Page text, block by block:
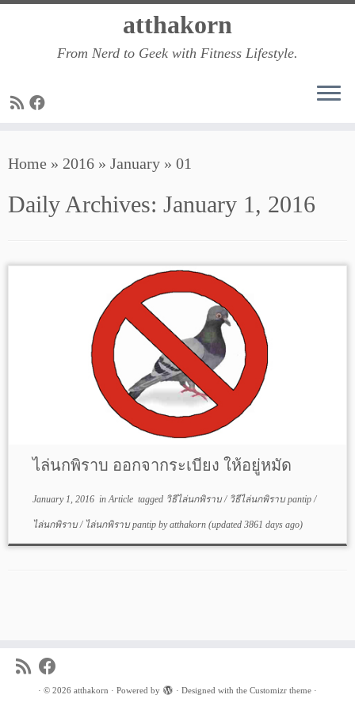
atthakorn
From Nerd to Geek with Fitness Lifestyle.
Home » 2016 » January » 01
Daily Archives: January 1, 2016
ไล่นกพิราบ ออกจากระเบียง ให้อยู่หมัด
January 1, 2016inArticle tagged วิธีไล่นกพิราบ/ วิธีไล่นกพิราบ pantip/
ไล่นกพิราบ/ ไล่นกพิราบ pantip byatthakorn(updated 3861 days ago)
· © 2026 atthakorn · Powered by · Designed with the Customizr theme ·